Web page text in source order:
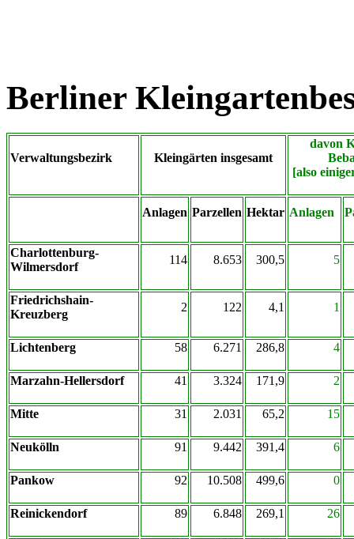
Berliner
Verwaltungsbezirk Kleingärten insgesamt
davon
[also
Anlagen Parzellen Hektar Anlagen
Charlottenburg-
Wilmersdorf
114 8.653 300,5 5
Friedrichshain-
Kreuzberg
2 122 4,1 1
Lichtenberg 58 6.271 286,8 4
Marzahn-Hellersdorf 41 3.324 171,9 2
Mitte 31 2.031 65,2 15
Neukölln 91 9.442 391,4 6
Pankow 92 10.508 499,6 0
Reinickendorf 89 6.848 269,1 26